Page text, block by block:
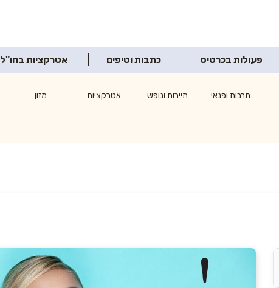
פעולות בכרטיס כתבות וטיפים אטרקציות בחו"ל
תרבות ופנאי תיירות ונופש אטרקציות
מזון